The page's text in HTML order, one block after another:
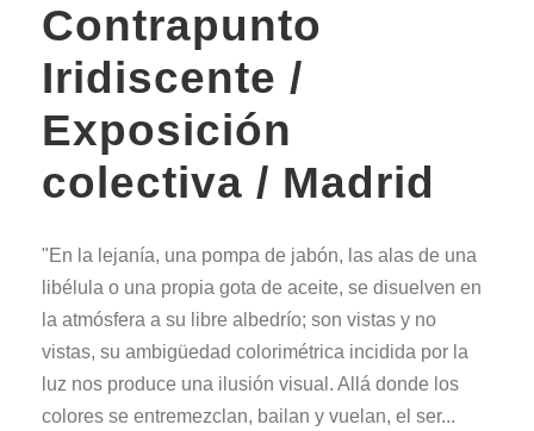
Contrapunto
Iridiscente /
Exposición
colectiva / Madrid
"En la lejanía, una pompa de jabón, las alas de una
libélula o una propia gota de aceite, se disuelven en
la atmósfera a su libre albedrío; son vistas y no
vistas, su ambigüedad colorimétrica incidida por la
luz nos produce una ilusión visual. Allá donde los
colores se entremezclan, bailan y vuelan, el ser...